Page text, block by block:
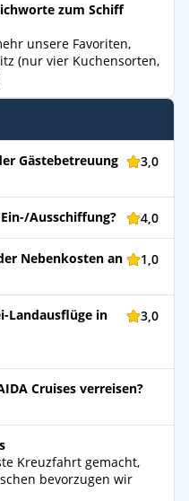
zum Schiff
unsere Favoriten,
(nur vier Kuchensorten,
Gästebetreuung
3,0
Ausschiffung? 4,0
Nebenkosten an
1,0
Landausflüge in
3,0
Cruises verreisen?
Kreuzfahrt gemacht,
bevorzugen wir